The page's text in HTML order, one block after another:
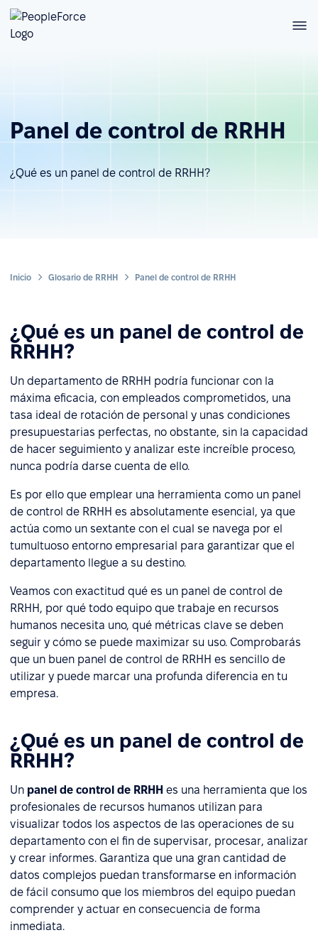
Panel de control de RRHH
¿Qué es un panel de control de RRHH?
Inicio Glosario de RRHH Panel de control de RRHH
¿Qué es un panel de control de
RRHH?
Un departamento de RRHH podría funcionar con la
máxima eficacia, con empleados comprometidos, una
tasa ideal de rotación de personal y unas condiciones
presupuestarias perfectas, no obstante, sin la capacidad
de hacer seguimiento y analizar este increíble proceso,
nunca podría darse cuenta de ello.
Es por ello que emplear una herramienta como un panel
de control de RRHH es absolutamente esencial, ya que
actúa como un sextante con el cual se navega por el
tumultuoso entorno empresarial para garantizar que el
departamento llegue a su destino.
Veamos con exactitud qué es un panel de control de
RRHH, por qué todo equipo que trabaje en recursos
humanos necesita uno, qué métricas clave se deben
seguir y cómo se puede maximizar su uso. Comprobarás
que un buen panel de control de RRHH es sencillo de
utilizar y puede marcar una profunda diferencia en tu
empresa.
¿Qué es un panel de control de
RRHH?
Un panel de control de RRHH es una herramienta que los
profesionales de recursos humanos utilizan para
visualizar todos los aspectos de las operaciones de su
departamento con el fin de supervisar, procesar, analizar
y crear informes. Garantiza que una gran cantidad de
datos complejos puedan transformarse en información
de fácil consumo que los miembros del equipo puedan
comprender y actuar en consecuencia de forma
inmediata.